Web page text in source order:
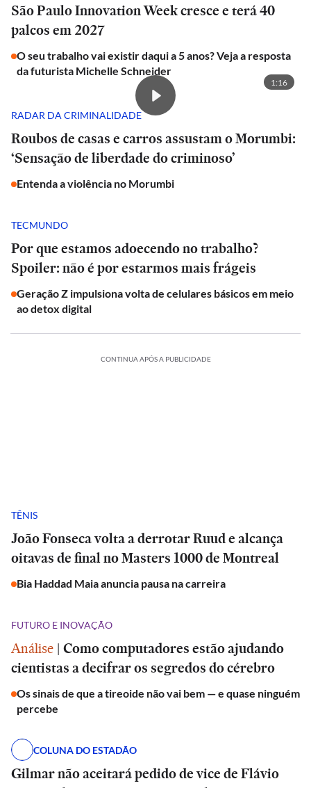
São Paulo Innovation Week cresce e terá 40
palcos em 2027
O seu trabalho vai existir daqui a 5 anos? Veja a resposta
da futurista Michelle Schneider
1:16
RADAR DA CRIMINALIDADE
Roubos de casas e carros assustam o Morumbi:
‘Sensação de liberdade do criminoso’
Entenda a violência no Morumbi
TECMUNDO
Por que estamos adoecendo no trabalho?
Spoiler: não é por estarmos mais frágeis
Geração Z impulsiona volta de celulares básicos em meio
ao detox digital
CONTINUA APÓS A PUBLICIDADE
TÊNIS
João Fonseca volta a derrotar Ruud e alcança
oitavas de final no Masters 1000 de Montreal
Bia Haddad Maia anuncia pausa na carreira
FUTURO E INOVAÇÃO
Análise | Como computadores estão ajudando
cientistas a decifrar os segredos do cérebro
Os sinais de que a tireoide não vai bem — e quase ninguém
percebe
COLUNA DO ESTADÃO
Gilmar não aceitará pedido de vice de Flávio